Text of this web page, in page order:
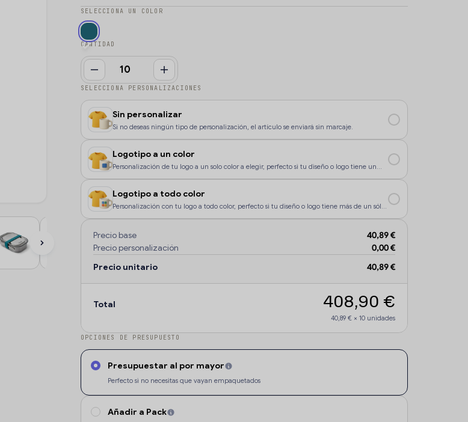
SELECCIONA UN COLOR
CANTIDAD
SELECCIONA PERSONALIZACIONES
Sin personalizar
Si no deseas ningún tipo de personalización, el artículo se enviará sin marcaje.
Logotipo a un color
Personalización de tu logo a un solo color a elegir, perfecto si tu diseño o logo tiene un
Logotipo a todo color
Personalización con tu logo a todo color, perfecto si tu diseño o logo tiene más de un sólo
Precio base
40,89 €
Precio personalización
0,00 €
Precio unitario
40,89 €
Total 408,90 €
40,89 € × 10 unidades
OPCIONES DE PRESUPUESTO
Presupuestar al por mayor
Perfecto si no necesitas que vayan empaquetados
Añadir a Pack